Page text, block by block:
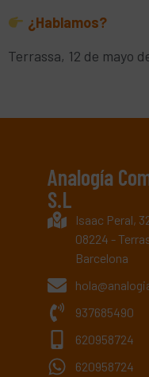
¿Hablamos?
Terrassa, 12 de mayo
Analogía
S.L
Isaac Peral,
08224 -
Barcelona
937685490
620958724
620958724